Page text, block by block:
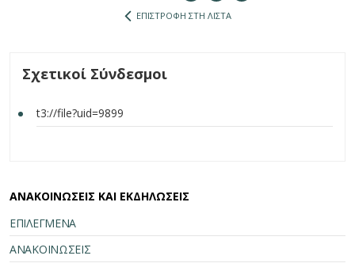
ΕΠΙΣΤΡΟΦΗ ΣΤΗ ΛΙΣΤΑ
Σχετικοί Σύνδεσμοι
t3://file?uid=9899
ΑΝΑΚΟΙΝΩΣΕΙΣ ΚΑΙ ΕΚΔΗΛΩΣΕΙΣ
ΕΠΙΛΕΓΜΕΝΑ
ΑΝΑΚΟΙΝΩΣΕΙΣ